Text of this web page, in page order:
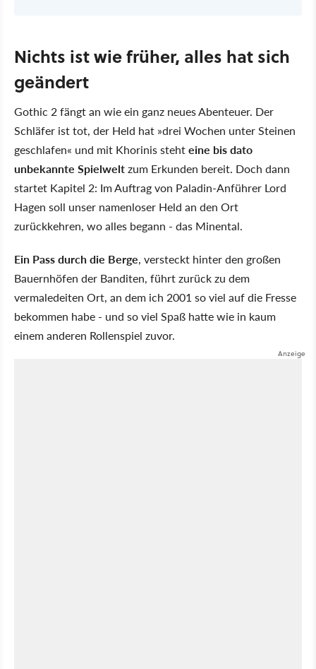
Nichts ist wie früher, alles hat sich
geändert
Gothic 2 fängt an wie ein ganz neues Abenteuer. Der
Schläfer ist tot, der Held hat »drei Wochen unter Steinen
geschlafen« und mit Khorinis stehteine bis dato
unbekannte Spielweltzum Erkunden bereit. Doch dann
startet Kapitel 2: Im Auftrag von Paladin-Anführer Lord
Hagen soll unser namenloser Held an den Ort
zurückkehren, wo alles begann - das Minental.
Ein Pass durch die Berge, versteckt hinter den großen
Bauernhöfen der Banditen, führt zurück zu dem
vermaledeiten Ort, an dem ich 2001 so viel auf die Fresse
bekommen habe - und so viel Spaß hatte wie in kaum
einem anderen Rollenspiel zuvor.